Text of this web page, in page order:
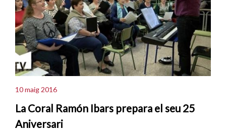
10 maig 2016
La Coral Ramón Ibars prepara el seu 25
Aniversari